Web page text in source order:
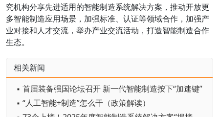
究机构分享先进适用的智能制造系统解决方案，推动开放更
多智能制造应用场景，加强标准、认证等领域合作，加强产
业对接和人才交流，举办产业交流活动，打造智能制造合作
生态。
相关新闻
▪ 首届装备强国论坛召开 新一代智能制造按下“加速键”
▪ “人工智能+制造”怎么干（政策解读）